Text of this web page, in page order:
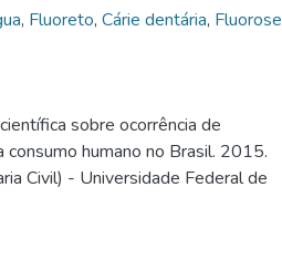
, Fluoreto, Cárie dentária, Fluorose
sobre ocorrência de
humano no Brasil. 2015.
Civil) - Universidade Federal de